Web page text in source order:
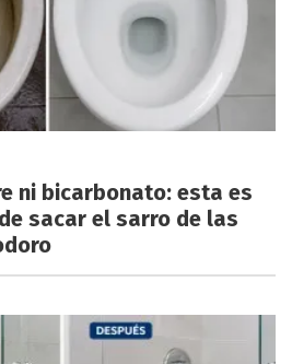
ni bicarbonato: esta es
sacar el sarro de las